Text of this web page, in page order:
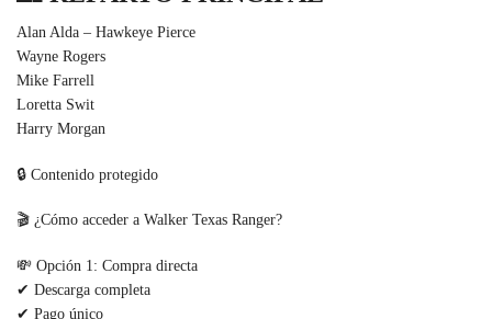
Alan Alda – Hawkeye Pierce
Wayne Rogers
Mike Farrell
Loretta Swit
Harry Morgan
🔒 Contenido protegido
🎬 ¿Cómo acceder a Walker Texas Ranger?
💸 Opción 1: Compra directa
✔ Descarga completa
✔ Pago único